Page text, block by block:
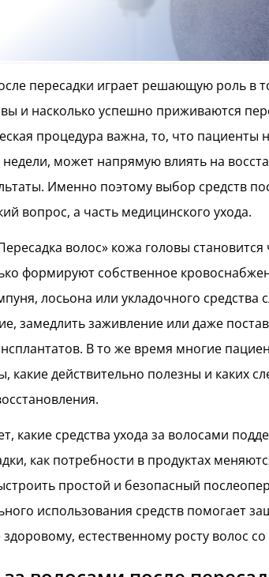
пересадки играет решающую роль в
и насколько успешно приживаются
процедура важна, то, что пациенты
может напрямую влиять на
Именно поэтому выбор средств
вопрос, а часть медицинского ухода.
волос» кожа головы становится
формируют собственное
лосьона или укладочного
замедлить заживление или даже
В то же время многие
какие действительно полезны и каких
какие средства ухода за волосами
как потребности в продуктах
простой и безопасный
использования средств помогает
здоровому, естественному росту волос